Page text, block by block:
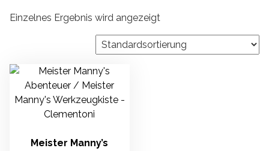
c
Einzelnes Ergebnis wird angezeigt
Meister Manny’s